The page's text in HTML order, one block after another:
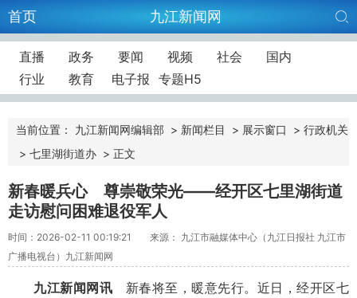
首页 九江新闻网
直播 政务 要闻 视频 社会
国内
行业
教育 电子报 专题H5
当前位置： 九江新闻网编辑部 > 新闻栏目 > 展示窗口 > 行政机关
> 七里湖街道办 > 正文
新春暖兵心 尊崇敬荣光——经开区七里湖街道
走访慰问困难退役军人
时间：2026-02-11 00:19:21
来源： 九江市融媒体中心（九江日报社 九江市
广播电视台）九江新闻网
九江新闻网讯 新春将至，暖意先行。近日，经开区七